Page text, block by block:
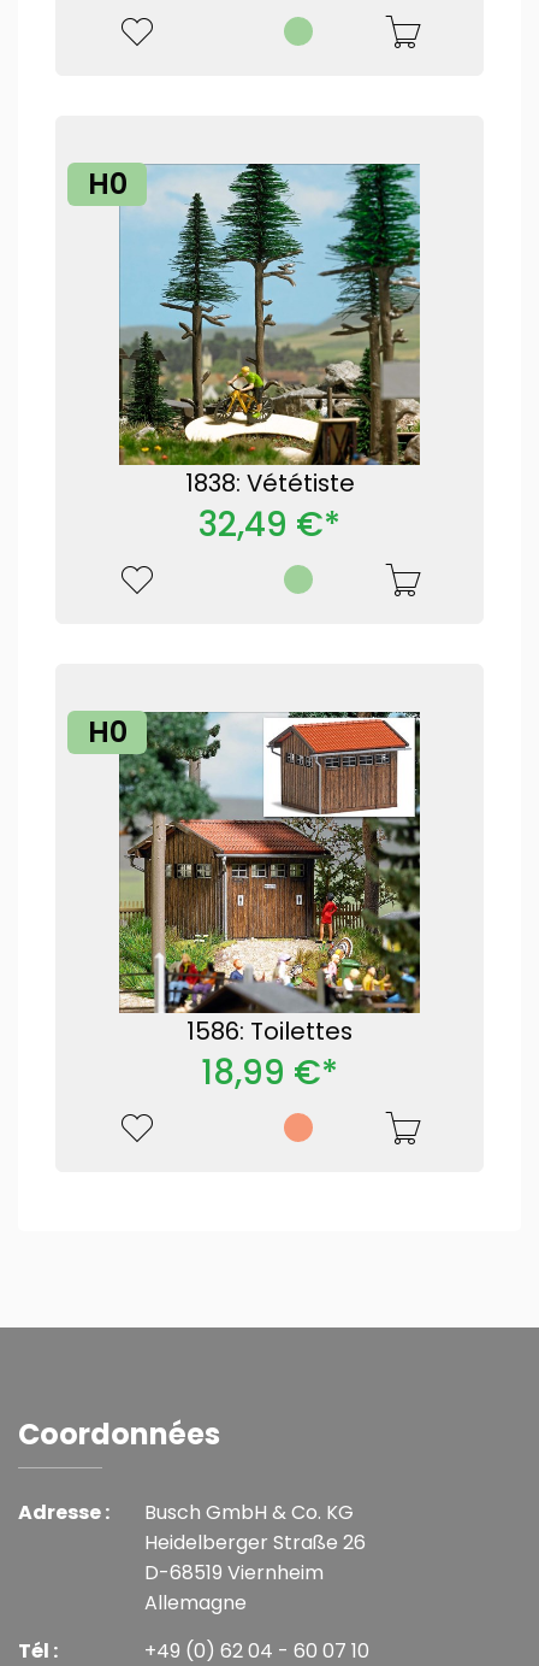
H0
1838: Vététiste
32,49 €*
H0
1586: Toilettes
18,99 €*
Coordonnées
Adresse :
Busch GmbH & Co. KG
Heidelberger Straße 26
D-68519 Viernheim
Allemagne
Tél :
+49 (0) 62 04 - 60 07 10